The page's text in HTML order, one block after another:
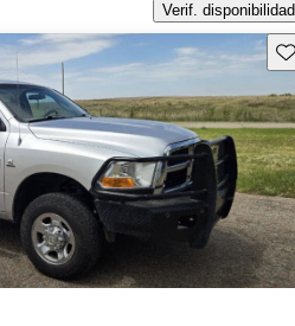
Verif. disponibilidad